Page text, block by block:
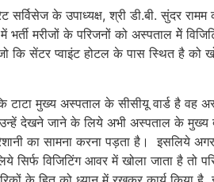
सर्विसेज के उपाध्यक्ष, श्री डी.बी. सुंदर
मरीजों के परिजनों को अस्पताल मेें
कि सेंटर प्वाइंट होटल के पास स्थित है को
टाटा मुख्य अस्पताल के सीसीयू वार्ड है वह
उन्हें देखने जाने के लिये अभी अस्पताल के
का सामना करना पड़ता है। इसलिये
सिर्फ विजिटिंग आवर में खोला जाता है